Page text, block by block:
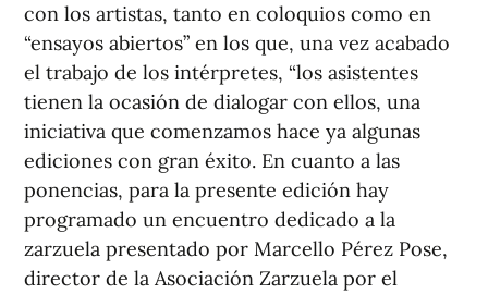
con los artistas, tanto en coloquios como en
“ensayos abiertos” en los que, una vez acabado
el trabajo de los intérpretes, “los asistentes
tienen la ocasión de dialogar con ellos, una
iniciativa que comenzamos hace ya algunas
ediciones con gran éxito. En cuanto a las
ponencias, para la presente edición hay
programado un encuentro dedicado a la
zarzuela presentado por Marcello Pérez Pose,
director de la Asociación Zarzuela por el